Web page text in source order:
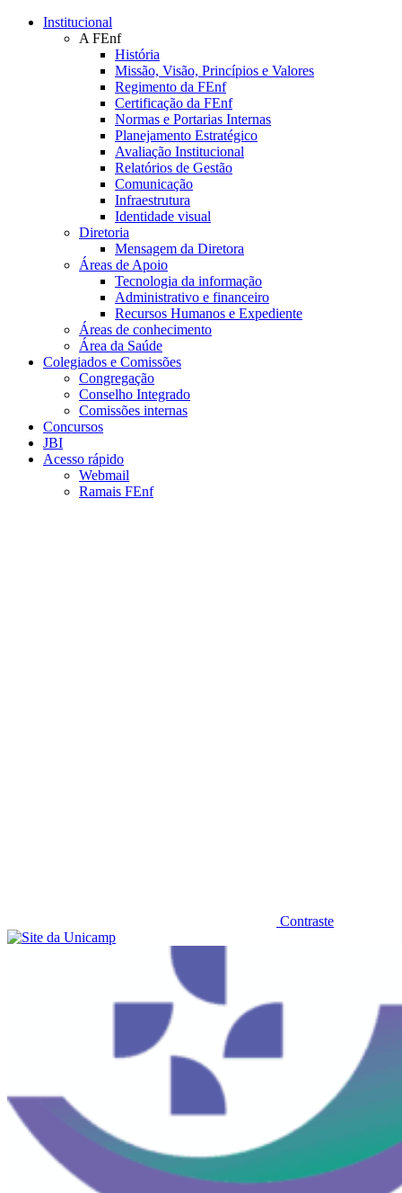
Conteúdo principal
Institucional
A FEnf
História
Missão, Visão, Princípios e Valores
Regimento da FEnf
Certificação da FEnf
Normas e Portarias Internas
Planejamento Estratégico
Avaliação Institucional
Relatórios de Gestão
Comunicação
Infraestrutura
Identidade visual
Diretoria
Mensagem da Diretora
Áreas de Apoio
Tecnologia da informação
Administrativo e financeiro
Recursos Humanos e Expediente
Áreas de conhecimento
Área da Saúde
Colegiados e Comissões
Congregação
Conselho Integrado
Comissões internas
Concursos
JBI
Acesso rápido
Webmail
Ramais FEnf
Contraste